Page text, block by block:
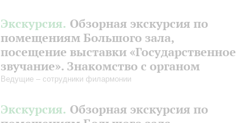
Экскурсия. Обзорная экскурсия по
помещениям Большого зала,
посещение выставки «Государственное
звучание». Знакомство с органом
Ведущие – сотрудники филармонии
Экскурсия. Обзорная экскурсия по